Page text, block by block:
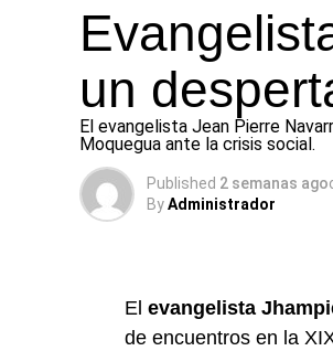
un
El evangelista Jean Pierre
Moquegua ante la crisis social.
Published 2 semanas ago
ByAdministrador
El evangelista
de encuentros en la